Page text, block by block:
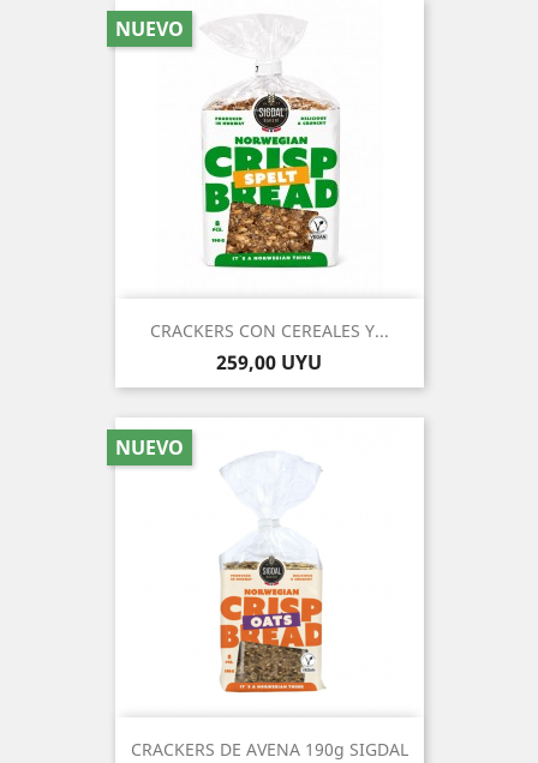
CRACKERS CON CEREALES Y...
Precio
259,00 UYU
NUEVO
CRACKERS DE AVENA 190g SIGDAL
NUEVO